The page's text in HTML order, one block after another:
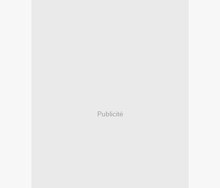
Publicité